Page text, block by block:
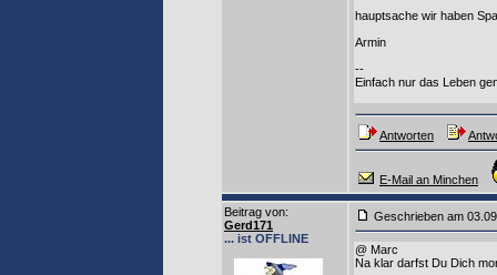
hauptsache wir haben
Armin
--
Einfach nur das Leben
Antworten
E-Mail an Minchen
Beitrag von:
Gerd171
... ist OFFLINE
Geschrieben am
@ Marc
Na klar darfst Du Dich